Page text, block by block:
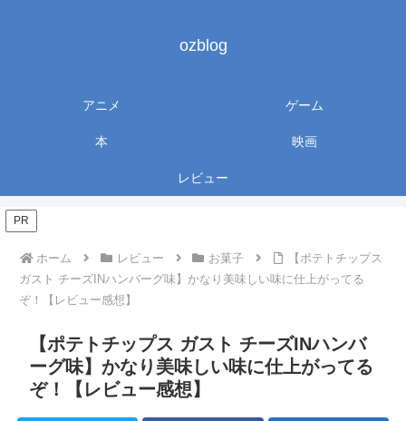
ozblog
アニメ ゲーム
本 映画
レビュー
ホーム レビュー お菓子
【ポテトチップス
ガスト チーズINハンバーグ味】かなり美味しい味に仕上がってる
ぞ！【レビュー感想】
PR
【ポテトチップス ガスト チーズINハンバ
ーグ味】かなり美味しい味に仕上がってる
ぞ！【レビュー感想】